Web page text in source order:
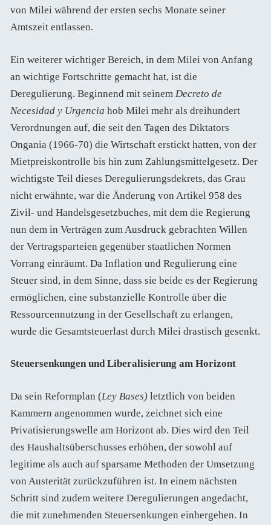
von Milei während der ersten sechs Monate seiner
Amtszeit entlassen.
Ein weiterer wichtiger Bereich, in dem Milei von Anfang
an wichtige Fortschritte gemacht hat, ist die
Deregulierung. Beginnend mit seinem Decreto de
Necesidad y Urgencia hob Milei mehr als dreihundert
Verordnungen auf, die seit den Tagen des Diktators
Ongania (1966-70) die Wirtschaft erstickt hatten, von der
Mietpreiskontrolle bis hin zum Zahlungsmittelgesetz. Der
wichtigste Teil dieses Deregulierungsdekrets, das Grau
nicht erwähnte, war die Änderung von Artikel 958 des
Zivil- und Handelsgesetzbuches, mit dem die Regierung
nun dem in Verträgen zum Ausdruck gebrachten Willen
der Vertragsparteien gegenüber staatlichen Normen
Vorrang einräumt. Da Inflation und Regulierung eine
Steuer sind, in dem Sinne, dass sie beide es der Regierung
ermöglichen, eine substanzielle Kontrolle über die
Ressourcennutzung in der Gesellschaft zu erlangen,
wurde die Gesamtsteuerlast durch Milei drastisch gesenkt.
Steuersenkungen und Liberalisierung am Horizont
Da sein Reformplan (Ley Bases) letztlich von beiden
Kammern angenommen wurde, zeichnet sich eine
Privatisierungswelle am Horizont ab. Dies wird den Teil
des Haushaltsüberschusses erhöhen, der sowohl auf
legitime als auch auf sparsame Methoden der Umsetzung
von Austerität zurückzuführen ist. In einem nächsten
Schritt sind zudem weitere Deregulierungen angedacht,
die mit zunehmenden Steuersenkungen einhergehen. In